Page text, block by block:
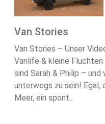
Van Stories
Van Stories – Unser
Vanlife & kleine
sind Sarah & Philip –
unterwegs zu sein! Egal,
Meer, ein spont...